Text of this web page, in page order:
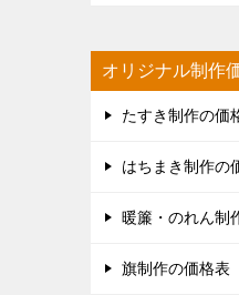
オリジナル制作
たすき制作の価
はちまき制作の
暖簾・のれん制
旗制作の価格表